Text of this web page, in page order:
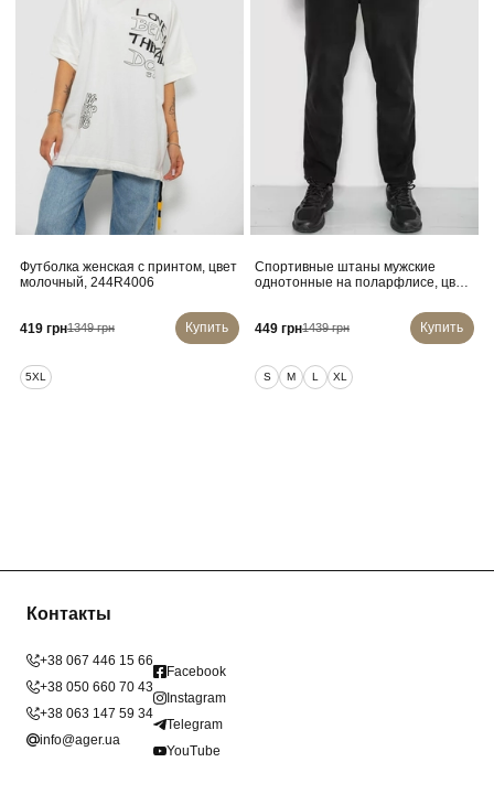
Футболка женская с принтом, цвет
молочный, 244R4006
419 грн1349 грн Купить
5XL
Спортивные штаны мужские
однотонные на поларфлисе, цвет
449 грн1439 грн Купить
S M L XL
Контакты
+38 067 446 15 66
+38 050 660 70 43
+38 063 147 59 34
info@ager.ua
Facebook
Instagram
Telegram
YouTube